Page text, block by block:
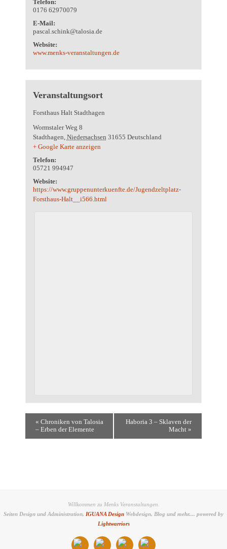
Telefon:
0176 62970079
E-Mail:
pascal.schink@talosia.de
Website:
www.menks-veranstaltungen.de
Veranstaltungsort
Forsthaus Halt Stadthagen
Wormstaler Weg 8
Stadthagen, Niedersachsen 31655 Deutschland
+ Google Karte anzeigen
Telefon:
05721 994947
Website:
https://www.gruppenunterkuenfte.de/Jugendzeltplatz-
Forsthaus-Halt__i566.html
« Chroniken von Talosia
– Erben der Elemente
Haboria 3 – Sklaven der
Macht »
Willkommen zu Menks Veranstaltungen.
Seiten Design und Administration, IGUANA Design Webdesign, Blog und mehr.... powered by
Lightwarriors